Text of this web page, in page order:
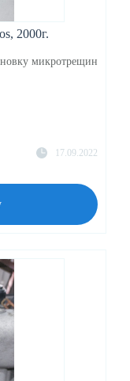
2000г.
микротрещин
17.09.2022